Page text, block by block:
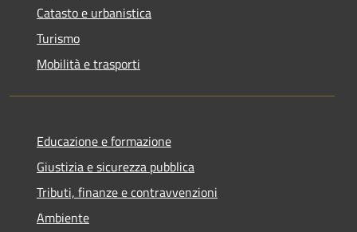
Catasto e urbanistica
Turismo
Mobilità e trasporti
Educazione e formazione
Giustizia e sicurezza pubblica
Tributi, finanze e contravvenzioni
Ambiente